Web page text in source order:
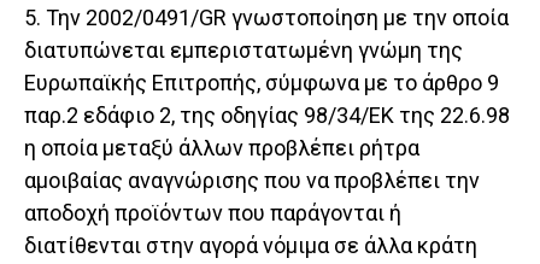
5. Την 2002/0491/GR γνωστοποίηση με την οποία
διατυπώνεται εμπεριστατωμένη γνώμη της
Ευρωπαϊκής Επιτροπής, σύμφωνα με το άρθρο 9
παρ.2 εδάφιο 2, της οδηγίας 98/34/ΕΚ της 22.6.98
η οποία μεταξύ άλλων προβλέπει ρήτρα
αμοιβαίας αναγνώρισης που να προβλέπει την
αποδοχή προϊόντων που παράγονται ή
διατίθενται στην αγορά νόμιμα σε άλλα κράτη